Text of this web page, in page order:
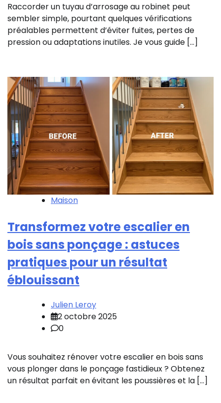
Raccorder un tuyau d’arrosage au robinet peut
sembler simple, pourtant quelques vérifications
préalables permettent d’éviter fuites, pertes de
pression ou adaptations inutiles. Je vous guide […]
Maison
Transformez votre escalier en
bois sans ponçage : astuces
pratiques pour un résultat
éblouissant
Julien Leroy
2 octobre 2025
0
Vous souhaitez rénover votre escalier en bois sans
vous plonger dans le ponçage fastidieux ? Obtenez
un résultat parfait en évitant les poussières et la […]